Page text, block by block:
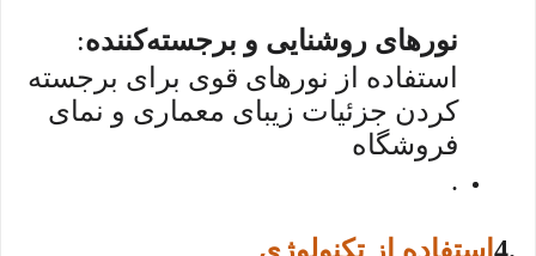
نورهای روشنایی و برجسته‌کننده:
استفاده از نورهای قوی برای برجسته
کردن جزئیات زیبای معماری و نمای
فروشگاه
.